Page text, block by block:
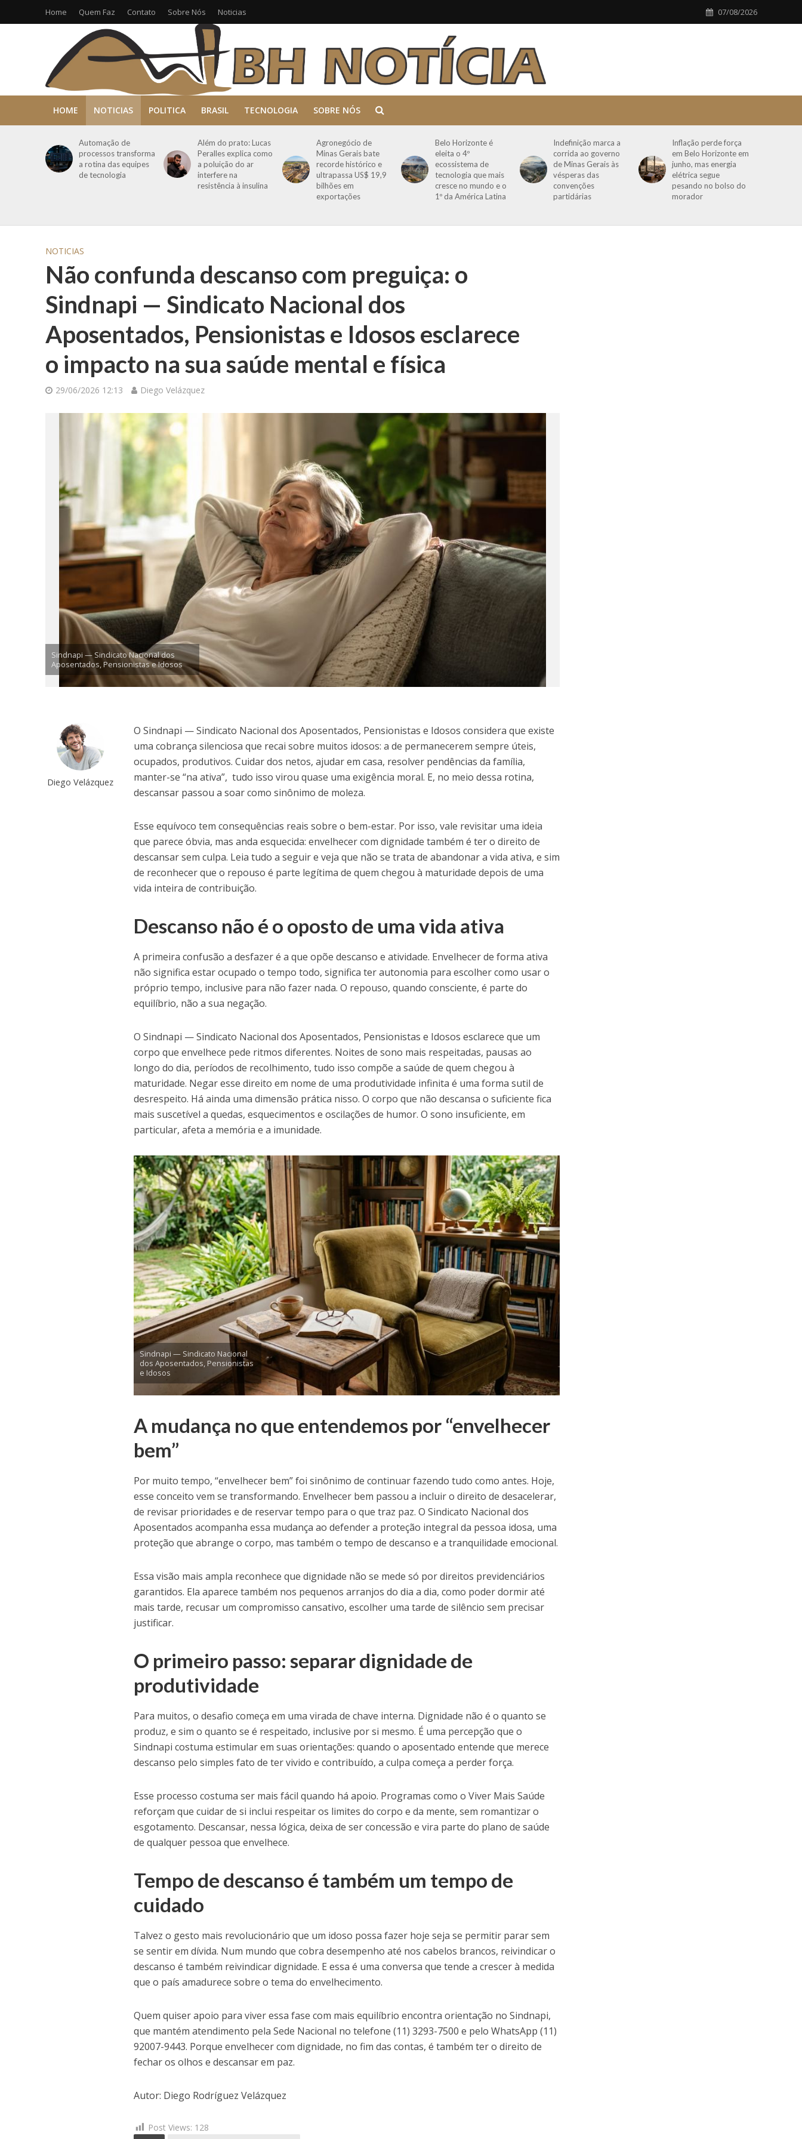
Home Quem Faz Contato Sobre Nós Noticias 07/08/2026
HOME NOTICIAS POLITICA BRASIL TECNOLOGIA SOBRE NÓS
Automação de
processos transforma
a rotina das equipes
de tecnologia
Além do prato: Lucas
Peralles explica como
a poluição do ar
interfere na
resistência à insulina
Agronegócio de
Minas Gerais bate
recorde histórico e
ultrapassa US$ 19,9
bilhões em
exportações
Belo Horizonte é
eleita o 4º
ecossistema de
tecnologia que mais
cresce no mundo e o
1º da América Latina
Indefinição marca a
corrida ao governo
de Minas Gerais às
vésperas das
convenções
partidárias
Inflação perde força
em Belo Horizonte em
junho, mas energia
elétrica segue
pesando no bolso do
morador
NOTICIAS
Não confunda descanso com preguiça: o
Sindnapi — Sindicato Nacional dos
Aposentados, Pensionistas e Idosos esclarece
o impacto na sua saúde mental e física
29/06/2026 12:13 Diego Velázquez
Sindnapi — Sindicato Nacional dos
Aposentados, Pensionistas e Idosos
Diego Velázquez
O Sindnapi — Sindicato Nacional dos Aposentados, Pensionistas e Idosos considera que existe
uma cobrança silenciosa que recai sobre muitos idosos: a de permanecerem sempre úteis,
ocupados, produtivos. Cuidar dos netos, ajudar em casa, resolver pendências da família,
manter-se “na ativa”, tudo isso virou quase uma exigência moral. E, no meio dessa rotina,
descansar passou a soar como sinônimo de moleza.
Esse equívoco tem consequências reais sobre o bem-estar. Por isso, vale revisitar uma ideia
que parece óbvia, mas anda esquecida: envelhecer com dignidade também é ter o direito de
descansar sem culpa. Leia tudo a seguir e veja que não se trata de abandonar a vida ativa, e sim
de reconhecer que o repouso é parte legítima de quem chegou à maturidade depois de uma
vida inteira de contribuição.
Descanso não é o oposto de uma vida ativa
A primeira confusão a desfazer é a que opõe descanso e atividade. Envelhecer de forma ativa
não significa estar ocupado o tempo todo, significa ter autonomia para escolher como usar o
próprio tempo, inclusive para não fazer nada. O repouso, quando consciente, é parte do
equilíbrio, não a sua negação.
O Sindnapi — Sindicato Nacional dos Aposentados, Pensionistas e Idosos esclarece que um
corpo que envelhece pede ritmos diferentes. Noites de sono mais respeitadas, pausas ao
longo do dia, períodos de recolhimento, tudo isso compõe a saúde de quem chegou à
maturidade. Negar esse direito em nome de uma produtividade infinita é uma forma sutil de
desrespeito. Há ainda uma dimensão prática nisso. O corpo que não descansa o suficiente fica
mais suscetível a quedas, esquecimentos e oscilações de humor. O sono insuficiente, em
particular, afeta a memória e a imunidade.
Sindnapi — Sindicato Nacional
dos Aposentados, Pensionistas
e Idosos
A mudança no que entendemos por “envelhecer
bem”
Por muito tempo, “envelhecer bem” foi sinônimo de continuar fazendo tudo como antes. Hoje,
esse conceito vem se transformando. Envelhecer bem passou a incluir o direito de desacelerar,
de revisar prioridades e de reservar tempo para o que traz paz. O Sindicato Nacional dos
Aposentados acompanha essa mudança ao defender a proteção integral da pessoa idosa, uma
proteção que abrange o corpo, mas também o tempo de descanso e a tranquilidade emocional.
Essa visão mais ampla reconhece que dignidade não se mede só por direitos previdenciários
garantidos. Ela aparece também nos pequenos arranjos do dia a dia, como poder dormir até
mais tarde, recusar um compromisso cansativo, escolher uma tarde de silêncio sem precisar
justificar.
O primeiro passo: separar dignidade de
produtividade
Para muitos, o desafio começa em uma virada de chave interna. Dignidade não é o quanto se
produz, e sim o quanto se é respeitado, inclusive por si mesmo. É uma percepção que o
Sindnapi costuma estimular em suas orientações: quando o aposentado entende que merece
descanso pelo simples fato de ter vivido e contribuído, a culpa começa a perder força.
Esse processo costuma ser mais fácil quando há apoio. Programas como o Viver Mais Saúde
reforçam que cuidar de si inclui respeitar os limites do corpo e da mente, sem romantizar o
esgotamento. Descansar, nessa lógica, deixa de ser concessão e vira parte do plano de saúde
de qualquer pessoa que envelhece.
Tempo de descanso é também um tempo de
cuidado
Talvez o gesto mais revolucionário que um idoso possa fazer hoje seja se permitir parar sem
se sentir em dívida. Num mundo que cobra desempenho até nos cabelos brancos, reivindicar o
descanso é também reivindicar dignidade. E essa é uma conversa que tende a crescer à medida
que o país amadurece sobre o tema do envelhecimento.
Quem quiser apoio para viver essa fase com mais equilíbrio encontra orientação no Sindnapi,
que mantém atendimento pela Sede Nacional no telefone (11) 3293-7500 e pelo WhatsApp (11)
92007-9443. Porque envelhecer com dignidade, no fim das contas, é também ter o direito de
fechar os olhos e descansar em paz.
Autor: Diego Rodríguez Velázquez
Post Views: 128